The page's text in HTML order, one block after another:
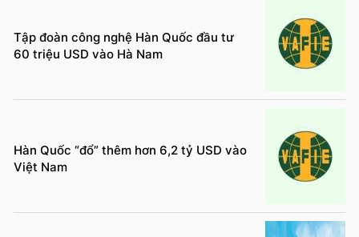
Tập đoàn công nghệ Hàn Quốc đầu tư
60 triệu USD vào Hà Nam
Hàn Quốc “đổ” thêm hơn 6,2 tỷ USD vào
Việt Nam